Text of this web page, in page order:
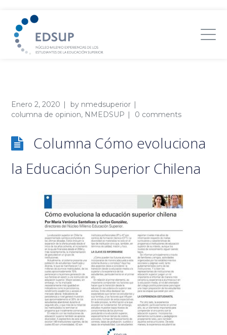
Enero 2, 2020 by nmedsuperior
columna de opinion, NMEDSUP 0 comments
Columna Cómo evoluciona
la Educación Superior Chilena